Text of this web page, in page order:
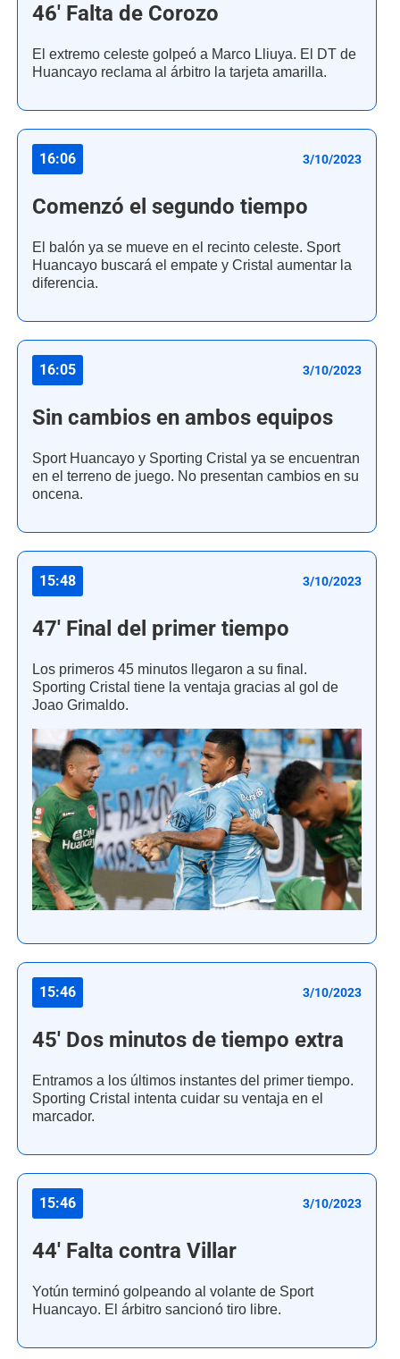
46' Falta de Corozo
El extremo celeste golpeó a Marco Lliuya. El DT de
Huancayo reclama al árbitro la tarjeta amarilla.
16:06 3/10/2023
Comenzó el segundo tiempo
El balón ya se mueve en el recinto celeste. Sport
Huancayo buscará el empate y Cristal aumentar la
diferencia.
16:05 3/10/2023
Sin cambios en ambos equipos
Sport Huancayo y Sporting Cristal ya se encuentran
en el terreno de juego. No presentan cambios en su
oncena.
15:48 3/10/2023
47' Final del primer tiempo
Los primeros 45 minutos llegaron a su final.
Sporting Cristal tiene la ventaja gracias al gol de
Joao Grimaldo.
15:46 3/10/2023
45' Dos minutos de tiempo extra
Entramos a los últimos instantes del primer tiempo.
Sporting Cristal intenta cuidar su ventaja en el
marcador.
15:46 3/10/2023
44' Falta contra Villar
Yotún terminó golpeando al volante de Sport
Huancayo. El árbitro sancionó tiro libre.